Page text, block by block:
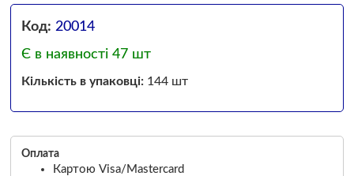
Код: 20014
Є в наявності 47 шт
Кількість в упаковці:144 шт
Оплата
Картою Visa/Mastercard